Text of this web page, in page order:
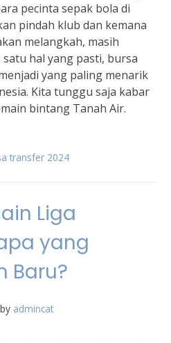
pecinta sepak bola di
pindah klub dan kemana
melangkah, masih
hal yang pasti, bursa
yang paling menarik
Kita tunggu saja kabar
bintang Tanah Air.
transfer 2024
Liga
yang
Baru?
by admincat